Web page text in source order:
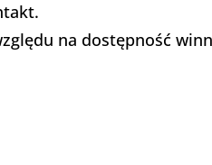
na dostępność